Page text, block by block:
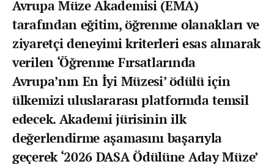
Avrupa Müze Akademisi (EMA)
tarafından eğitim, öğrenme olanakları ve
ziyaretçi deneyimi kriterleri esas alınarak
verilen ‘Öğrenme Fırsatlarında
Avrupa’nın En İyi Müzesi’ ödülü için
ülkemizi uluslararası platformda temsil
edecek. Akademi jürisinin ilk
değerlendirme aşamasını başarıyla
geçerek ‘2026 DASA Ödülüne Aday Müze’